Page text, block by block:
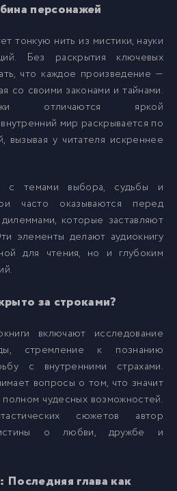
персонажей
тонкую нить из мистики, науки
Без раскрытия ключевых
что каждое произведение —
со своими законами и тайнами.
отличаются яркой
мир раскрывается по
вызывая у читателя искреннее
с темами выбора, судьбы и
часто оказываются перед
которые заставляют
элементы делают аудиокнигу
для чтения, но и глубоким
за строками?
включают исследование
стремление к познанию
с внутренними страхами.
вопросы о том, что значит
чудесных возможностей.
сюжетов автор
о любви, дружбе и
Последняя глава как